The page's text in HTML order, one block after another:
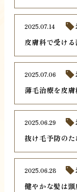
皮膚科で受け
2025.07.14
薄毛治療を皮
2025.07.06
抜け毛予防の
2025.06.29
健やかな髪は頭
2025.06.28